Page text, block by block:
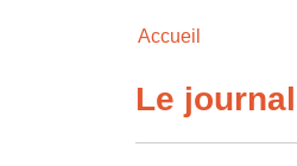
Accueil
Le